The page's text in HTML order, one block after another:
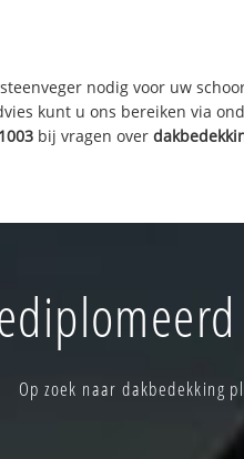
nodig voor uw
kunt u ons bereiken via
bij vragen over
Op zoek naar dakbedekking